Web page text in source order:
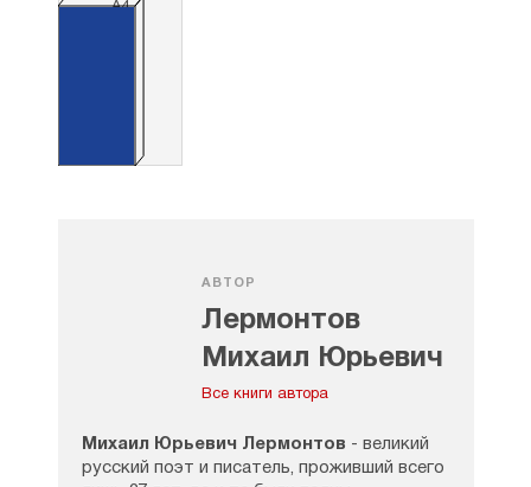
А4
АВТОР
Лермонтов
Михаил Юрьевич
Все книги автора
Михаил Юрьевич Лермонтов - великий
русский поэт и писатель, проживший всего